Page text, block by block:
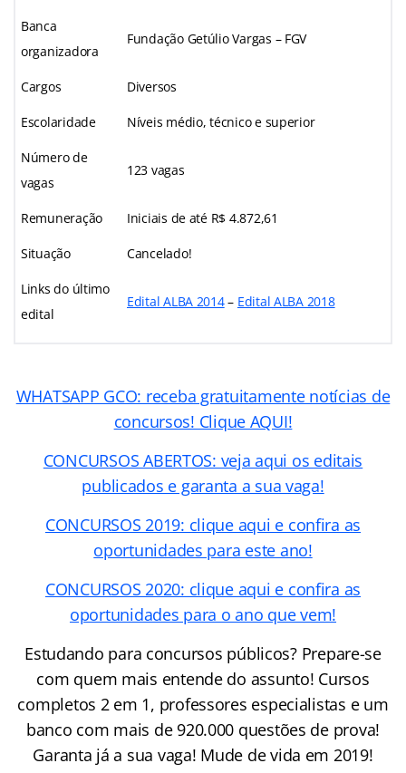
Banca
organizadora
Fundação Getúlio Vargas – FGV
Cargos Diversos
Escolaridade Níveis médio, técnico e superior
Número de
vagas
123 vagas
Remuneração Iniciais de até R$ 4.872,61
Situação Cancelado!
Links do último
edital
Edital ALBA 2014– Edital ALBA 2018
WHATSAPP GCO: receba gratuitamente notícias de
concursos! Clique AQUI!
CONCURSOS ABERTOS: veja aqui os editais
publicados e garanta a sua vaga!
CONCURSOS 2019: clique aqui e confira as
oportunidades para este ano!
CONCURSOS 2020: clique aqui e confira as
oportunidades para o ano que vem!
Estudando para concursos públicos? Prepare-se
com quem mais entende do assunto! Cursos
completos 2 em 1, professores especialistas e um
banco com mais de 920.000 questões de prova!
Garanta já a sua vaga! Mude de vida em 2019!